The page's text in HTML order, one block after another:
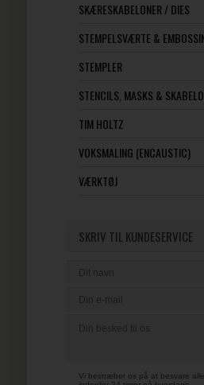
SKÆRESKABELONER / DIES
STEMPELSVÆRTE &
STEMPLER
STENCILS, MASKS &
TIM HOLTZ
VOKSMALING (ENCAUSTIC)
VÆRKTØJ
SKRIV TIL KUNDESERVICE
Vi bestræber os på at besvare